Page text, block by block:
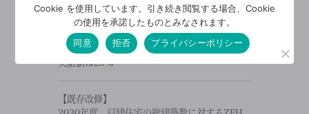
実績値は50％
2021年度 戸建住宅の総建築数に対するZEH
実績値は34％
2020年度 戸建住宅の総建築数に対するZEH
実績値は25％
【既存改修】
Cookie を使用しています。引き続き閲覧する場合、Cookie
の使用を承諾したものとみなされます。
同意
拒否 プライバシーポリシー